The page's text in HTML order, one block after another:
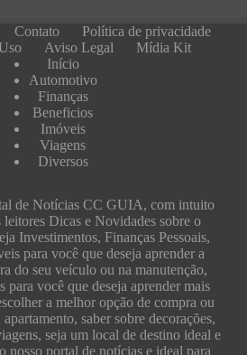
Contato
Política de privacidade
Aviso Legal
Mídia Kit
Início
Automotivo
Finanças
Beneficios
Imóveis
Viagens
Diversos
de Notícias CC GUIA, com intuito
leitores Dicas e Novidades sobre o
Investimentos, Finanças Pessoais,
para você que deseja aprender a
do seu veículo ou na manutenção,
para você que deseja aprender mais
a melhor opção de compra ou
saber sobre decorações,
seja um local de destino ideal e
nosso portal de notícias e ideal para